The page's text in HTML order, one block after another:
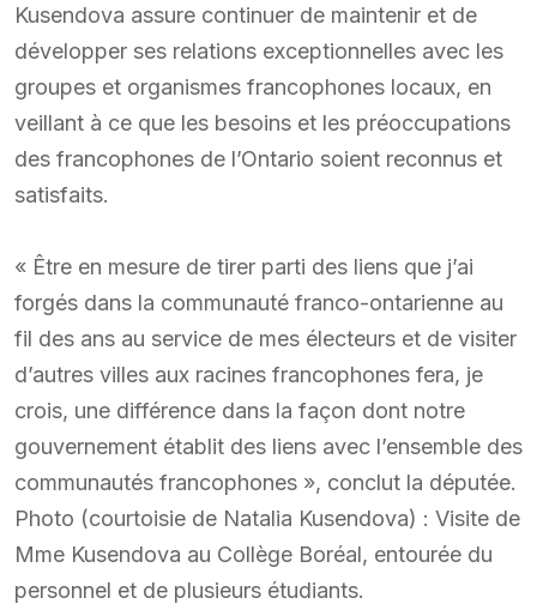
Kusendova assure continuer de maintenir et de
développer ses relations exceptionnelles avec les
groupes et organismes francophones locaux, en
veillant à ce que les besoins et les préoccupations
des francophones de l’Ontario soient reconnus et
satisfaits.
« Être en mesure de tirer parti des liens que j’ai
forgés dans la communauté franco-ontarienne au
fil des ans au service de mes électeurs et de visiter
d’autres villes aux racines francophones fera, je
crois, une différence dans la façon dont notre
gouvernement établit des liens avec l’ensemble des
communautés francophones », conclut la députée.
Photo (courtoisie de Natalia Kusendova) : Visite de
Mme Kusendova au Collège Boréal, entourée du
personnel et de plusieurs étudiants.